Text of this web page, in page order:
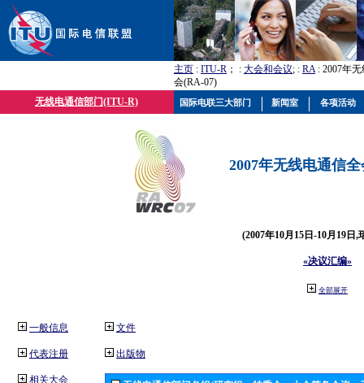
主页 : ITU-R ； : 大会和会议; : RA: 2007年
会(RA-07)
无线电通信部门(ITU-R)
2007年无线电通信
(2007年10月15日-10月19日,
«决议汇编»
全部展开
一般信息
代表注册
相关大会
文件
出版物
国际电联三大部门 新闻室 各项活动